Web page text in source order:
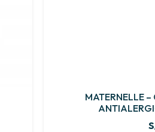
MATERNELLE